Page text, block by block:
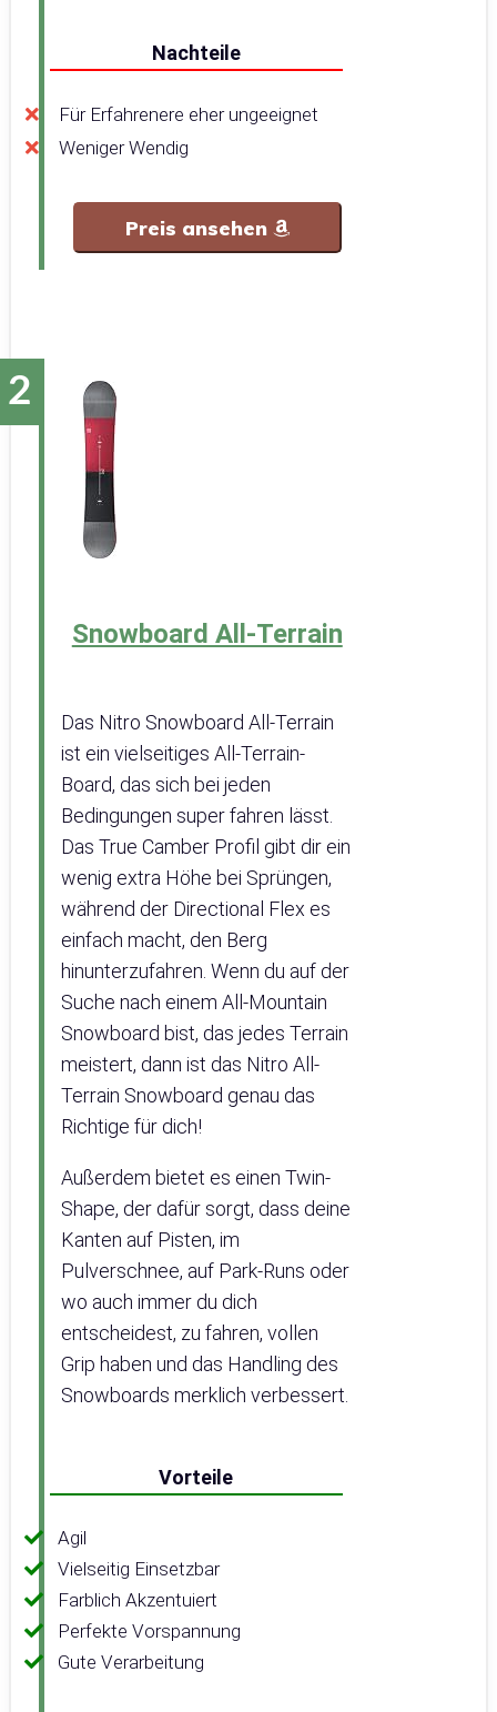
Nachteile
Für Erfahrenere eher ungeeignet
Weniger Wendig
Preis ansehen
Snowboard All-Terrain
Das Nitro Snowboard All-Terrain
ist ein vielseitiges All-Terrain-
Board, das sich bei jeden
Bedingungen super fahren lässt.
Das True Camber Profil gibt dir ein
wenig extra Höhe bei Sprüngen,
während der Directional Flex es
einfach macht, den Berg
hinunterzufahren. Wenn du auf der
Suche nach einem All-Mountain
Snowboard bist, das jedes Terrain
meistert, dann ist das Nitro All-
Terrain Snowboard genau das
Richtige für dich!
Außerdem bietet es einen Twin-
Shape, der dafür sorgt, dass deine
Kanten auf Pisten, im
Pulverschnee, auf Park-Runs oder
wo auch immer du dich
entscheidest, zu fahren, vollen
Grip haben und das Handling des
Snowboards merklich verbessert.
Vorteile
Agil
Vielseitig Einsetzbar
Farblich Akzentuiert
Perfekte Vorspannung
Gute Verarbeitung